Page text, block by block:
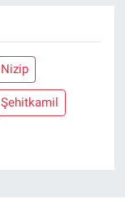
Nizip
Şehitkamil